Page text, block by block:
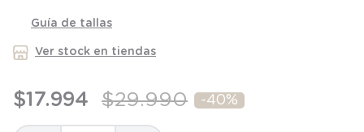
Guía de tallas
Ver stock en tiendas
$17.994 $29.990 -40%